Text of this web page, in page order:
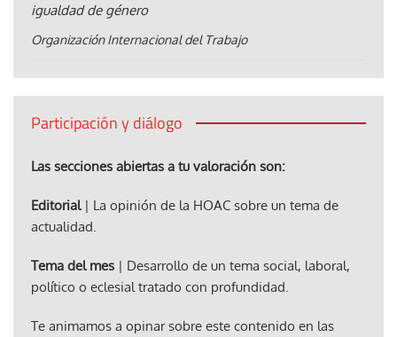
igualdad de género
Organización Internacional del Trabajo
Participación y diálogo
Las secciones abiertas a tu valoración son:
Editorial| La opinión de la HOAC sobre un tema de
actualidad.
Tema del mes | Desarrollo de un tema social, laboral,
político o eclesial tratado con profundidad.
Te animamos a opinar sobre este contenido en las